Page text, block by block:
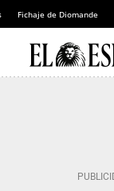
Fichaje de Diomande